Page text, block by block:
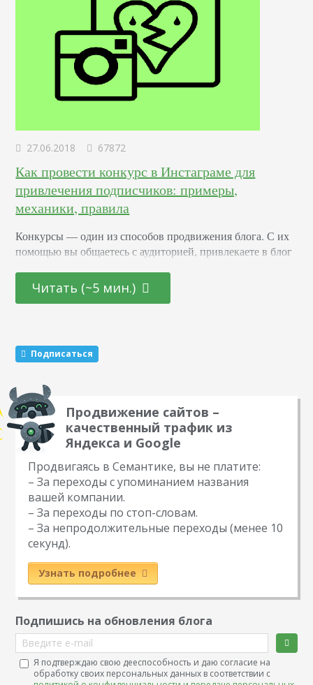
27.06.2018 67872
Как провести конкурс в Инстаграме для
привлечения подписчиков: примеры,
механики, правила
Конкурсы –– один из способов продвижения блога. С их
помощью вы общаетесь с аудиторией, привлекаете в блог
что вы обещаете участникам подарок за то, что они тем
или иным образом расскажут о вас другим пользователям.
механики, которые маркетологи советуют чередовать…
Читать (~5 мин.)
Подписаться
Продвижение сайтов –
качественный трафик из
Яндекса и Google
Продвигаясь в Семантике, вы не платите:
– За переходы с упоминанием названия
вашей компании.
– За переходы по стоп-словам.
– За непродолжительные переходы (менее 10
секунд).
Узнать подробнее
Подпишись на обновления блога
Введите e-mail
Я подтверждаю свою дееспособность и даю согласие на
обработку своих персональных данных в соответствии с